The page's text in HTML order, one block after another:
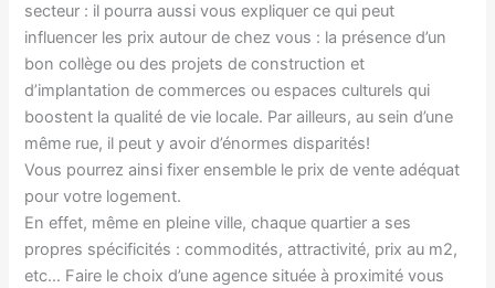
secteur : il pourra aussi vous expliquer ce qui peut
influencer les prix autour de chez vous : la présence d’un
bon collège ou des projets de construction et
d’implantation de commerces ou espaces culturels qui
boostent la qualité de vie locale. Par ailleurs, au sein d’une
même rue, il peut y avoir d’énormes disparités!
Vous pourrez ainsi fixer ensemble le prix de vente adéquat
pour votre logement.
En effet, même en pleine ville, chaque quartier a ses
propres spécificités : commodités, attractivité, prix au m2,
etc… Faire le choix d’une agence située à proximité vous